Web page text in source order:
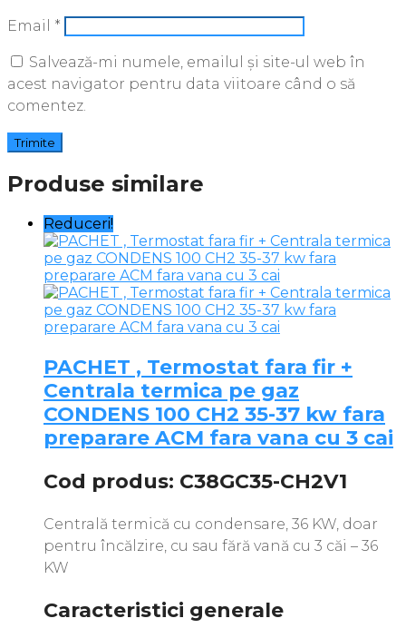
Email *
Salvează-mi numele, emailul și site-ul web în
acest navigator pentru data viitoare când o să
comentez.
Produse similare
Reduceri!
PACHET , Termostat fara fir +
Centrala termica pe gaz
CONDENS 100 CH2 35-37 kw fara
preparare ACM fara vana cu 3 cai
Cod produs: C38GC35-CH2V1
Centrală termică cu condensare, 36 KW, doar
pentru încălzire, cu sau fără vană cu 3 căi – 36
KW
Caracteristici generale